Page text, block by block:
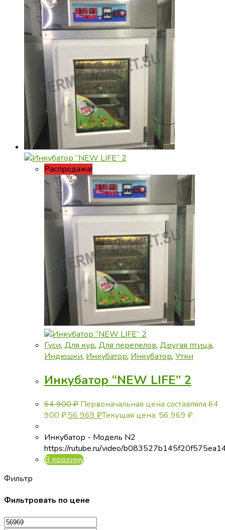
Распродажа!
Гуси, Для кур, Для перепелов, Другая птица,
Индюшки, Инкубатор, Инкубатор, Утки
Инкубатор “NEW LIFE” 2
64 900₽ Первоначальная цена составляла 64
900 ₽.56 969 ₽Текущая цена: 56 969 ₽.
Инкубатор - Модель N2
https://rutube.ru/video/
В корзину
Фильтр
Фильтровать по цене